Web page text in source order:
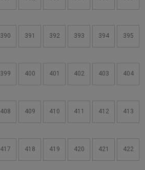
390 391 392 393 394 395
399 400 401 402 403 404
408 409 410 411 412 413
417 418 419 420 421 422